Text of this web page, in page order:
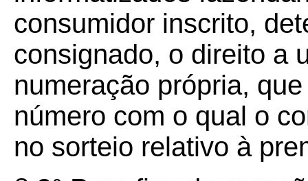
consumidor inscrito,
consignado, o direito a
numeração própria,
número com o qual o
no sorteio relativo à